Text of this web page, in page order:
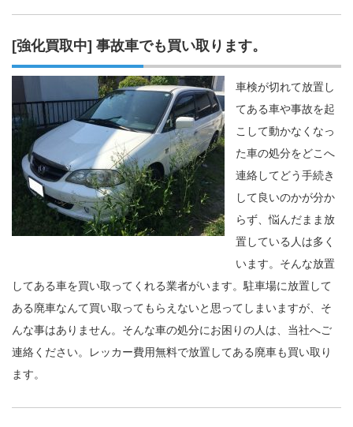
[強化買取中] 事故車でも買い取ります。
車検が切れて放置し
てある車や事故を起
こして動かなくなっ
た車の処分をどこへ
連絡してどう手続き
して良いのかが分か
らず、悩んだまま放
置している人は多く
います。そんな放置
してある車を買い取ってくれる業者がいます。駐車場に放置して
ある廃車なんて買い取ってもらえないと思ってしまいますが、そ
んな事はありません。そんな車の処分にお困りの人は、当社へご
連絡ください。レッカー費用無料で放置してある廃車も買い取り
ます。